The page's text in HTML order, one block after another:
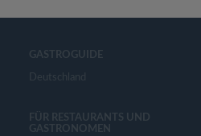
GASTROGUIDE
Deutschland
FÜR RESTAURANTS UND
GASTRONOMEN